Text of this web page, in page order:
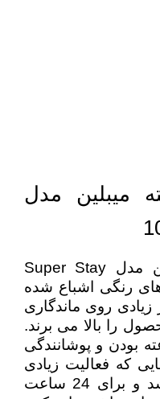
24 ساعته میبلین مدل
كرم پودر 24 ساعته میبلین مدل Super Stay
های رنگی اشباع شده
زیادی روی ماندگاری
را بالا می برند.
به دلیل 24 ساعته بودن و پوشانندگی
که فعالیت زیادی
دارند بسیار مناسب می باشد و برای 24 ساعت